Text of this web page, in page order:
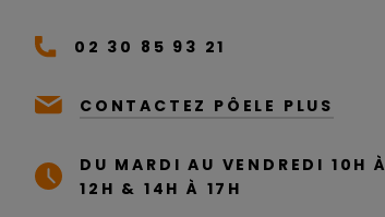
02 30 85 93 21
CONTACTEZ PÔELE PLUS
DU MARDI AU VENDREDI 10H À
12H & 14H À 17H